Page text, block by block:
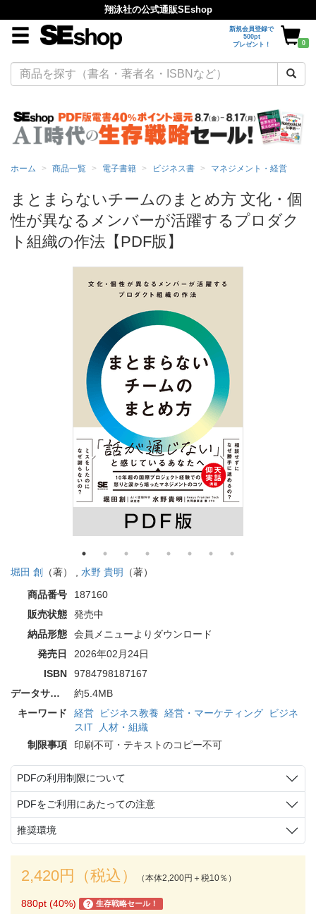
翔泳社の公式通販SEshop
新規会員登録で
500pt
プレゼント！
0
ホーム 商品一覧 電子書籍 ビジネス書 マネジメント・経営
まとまらないチームのまとめ方 文化・個
性が異なるメンバーが活躍するプロダク
ト組織の作法【PDF版】
堀田 創 （著） , 水野 貴明
（著）
商品番号
187160
販売状態
発売中
納品形態
会員メニューよりダウンロード
発売日
2026年02月24日
ISBN
9784798187167
データサイズ
約5.4MB
キーワード
経営 ビジネス教養 経営・マーケティング
ビジネ
スIT
人材・組織
制限事項
印刷不可・テキストのコピー不可
PDFの利用制限について
PDFをご利用にあたっての注意
推奨環境
2,420円（税込） （本体2,200円＋税10％）
880pt (40%) ? 生存戦略セール！